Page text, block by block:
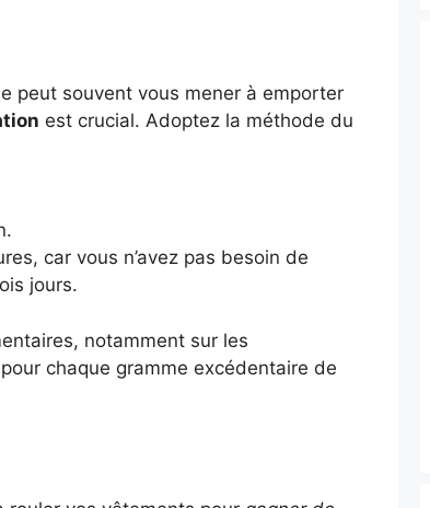
peut souvent vous mener à emporter
est crucial. Adoptez la méthode du
car vous n’avez pas besoin de
jours.
notamment sur les
chaque gramme excédentaire de